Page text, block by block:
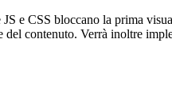
e CSS bloccano la prima
del contenuto. Verrà inoltre